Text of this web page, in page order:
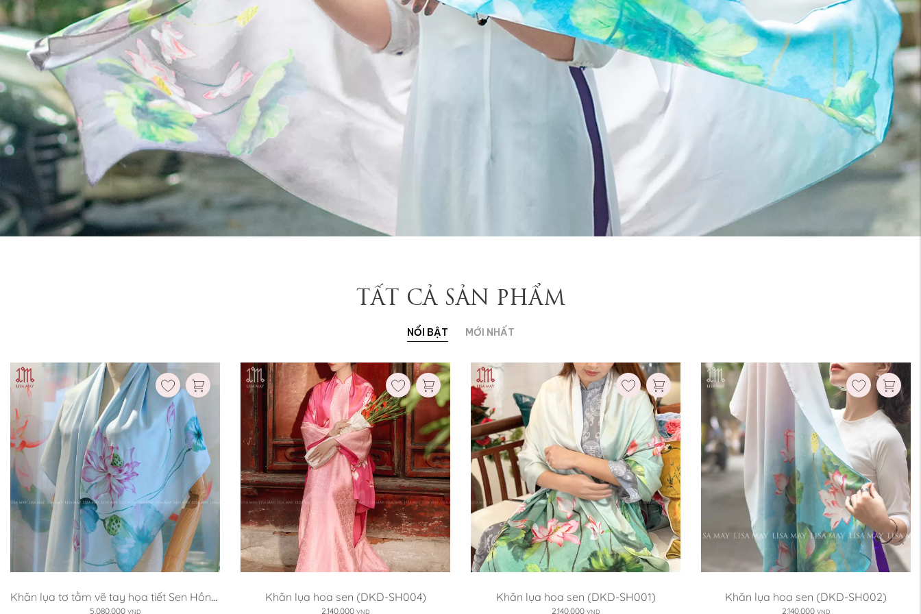
TẤT CẢ SẢN PHẨM
NỔI BẬT MỚI NHẤT
Kích thước:
110x110cm
Khăn lụa tơ tằm vẽ tay họa tiết Sen Hồng
5,080,000 VND
Khăn lụa hoa sen (DKD-SH004)
2,140,000 VND
Khăn lụa hoa sen (DKD-SH001)
2,140,000 VND
Khăn lụa hoa sen (DKD-SH002)
2,140,000 VND